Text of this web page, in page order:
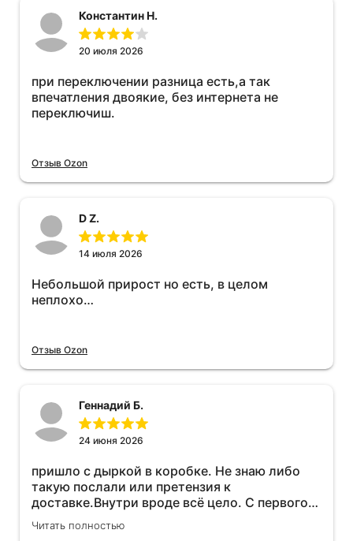
Константин Н.
20 июля 2026
при переключении разница есть,а так
впечатления двоякие, без интернета не
переключиш.
Отзыв Ozon
D Z.
14 июля 2026
Небольшой прирост но есть, в целом
неплохо…
Отзыв Ozon
Геннадий Б.
24 июня 2026
пришло с дыркой в коробке. Не знаю либо
такую послали или претензия к
доставке.Внутри вроде всё цело. С первого
раза установить не получается не знаю
может интернет дурит. Четыре звёзды за
Читать полностью